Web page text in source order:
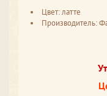
Цвет: латте
Производитель: